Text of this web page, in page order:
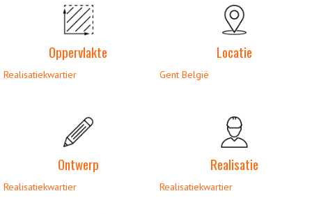
Oppervlakte
Realisatiekwartier
Locatie
Gent België
Ontwerp
Realisatiekwartier
Realisatie
Realisatiekwartier